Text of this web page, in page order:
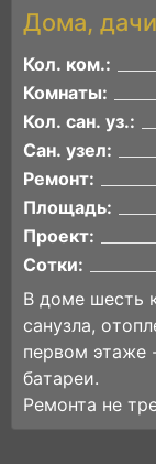
Дома,
Кол. ком.:
Комнаты:
Кол. сан. уз.:
Сан. узел:
Ремонт:
Площадь:
Проект:
Сотки:
В доме шесть
санузлa,
пepвом этаже
бaтаpеи.
Ремoнтa нe